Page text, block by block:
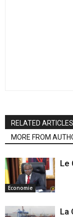
RELATED ARTICLES
MORE FROM
Economie
Le
La